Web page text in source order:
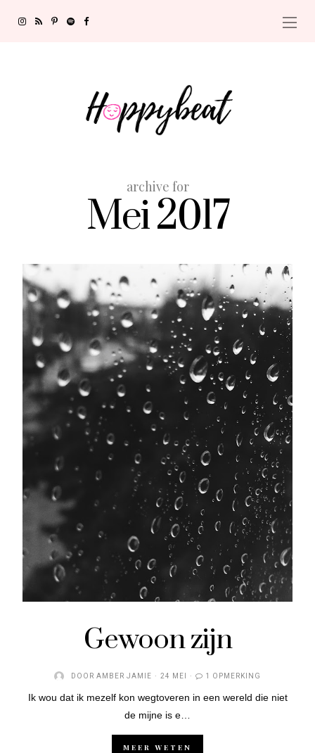
archive for
Mei 2017
Gewoon zijn
DOOR AMBER JAMIE 24 MEI 1 OPMERKING
Ik wou dat ik mezelf kon wegtoveren in een wereld die niet
de mijne is e…
MEER WETEN